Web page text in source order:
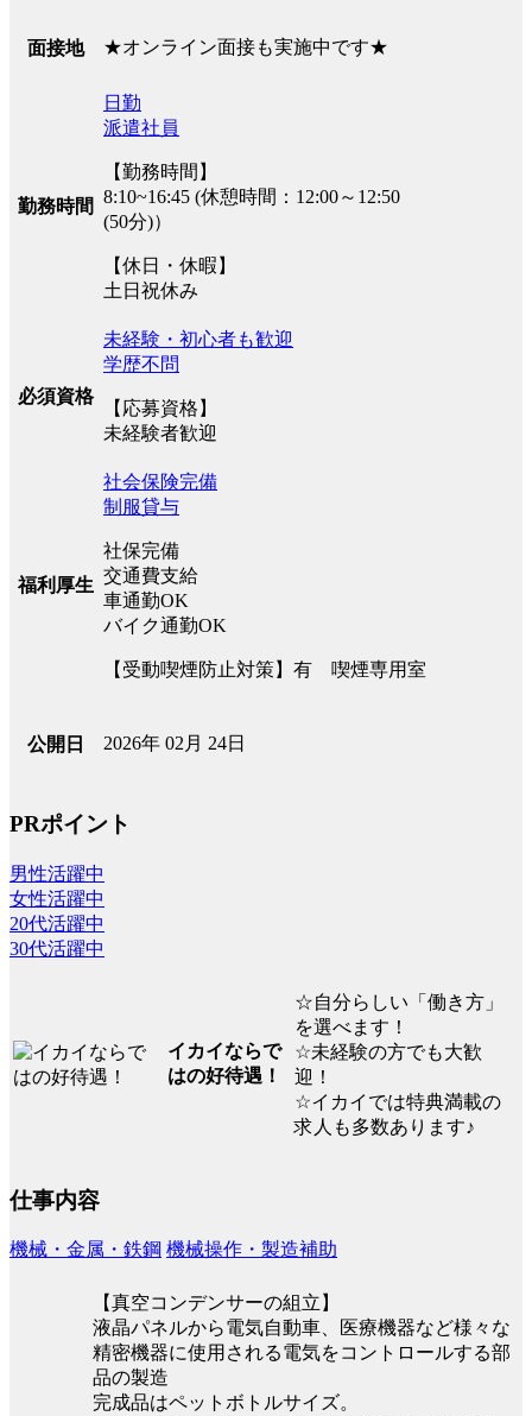
面接地 ★オンライン面接も実施中です★
勤務時間
日勤
派遣社員
【勤務時間】
8:10~16:45 (休憩時間：12:00～12:50
(50分)）
【休日・休暇】
土日祝休み
必須資格
未経験・初心者も歓迎
学歴不問
【応募資格】
未経験者歓迎
福利厚生
社会保険完備
制服貸与
社保完備
交通費支給
車通勤OK
バイク通勤OK
【受動喫煙防止対策】有 喫煙専用室
公開日 2026年 02月 24日
PRポイント
男性活躍中
女性活躍中
20代活躍中
30代活躍中
イカイならで
はの好待遇！
☆自分らしい「働き方」
を選べます！
☆未経験の方でも大歓
迎！
☆イカイでは特典満載の
求人も多数あります♪
仕事内容
機械・金属・鉄鋼 機械操作・製造補助
【真空コンデンサーの組立】
液晶パネルから電気自動車、医療機器など様々な
精密機器に使用される電気をコントロールする部
品の製造
完成品はペットボトルサイズ。